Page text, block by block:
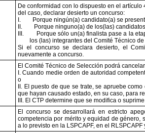
De conformidad con lo dispuesto en el
del caso, declarar desierto un concurso:
I.
Porque ningún(a) candidato(a) se
II.
Porque ninguno(a) de los(las)
III.
Porque sólo un(a) finalista pase a la
los (las) integrantes del Comité Técnico
Si el concurso se declara desierto, el
nuevamente a concurso.
El Comité Técnico de Selección podrá
I. Cuando medie orden de autoridad
o
II. El puesto de que se trate, se apruebe
que hayan causado estado, en su caso, para
III. El CTP determine que se modifica o
El concurso se desarrollará en estricto
competencia por mérito y equidad de género,
a lo previsto en la LSPCAPF, en el RLSPCAPF